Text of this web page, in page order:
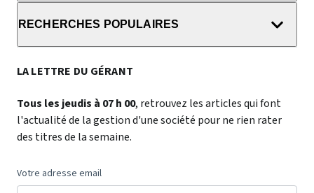
RECHERCHES POPULAIRES
LA LETTRE DU GÉRANT
Tous les jeudis à 07 h 00, retrouvez les articles qui font
l'actualité de la gestion d'une société pour ne rien rater
des titres de la semaine.
Votre adresse email